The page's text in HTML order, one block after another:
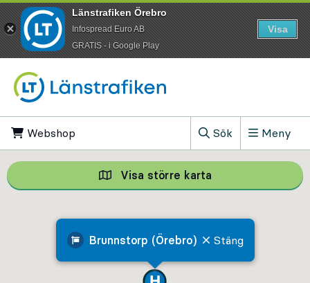
Webshop
Sök
, Visa sökfältet
Meny
Brunnstorp (Örebro) Stäng
Visa större karta Visa större
Länstrafiken Örebro
Infospread Euro AB
​GRATIS - i Google Play
Visa